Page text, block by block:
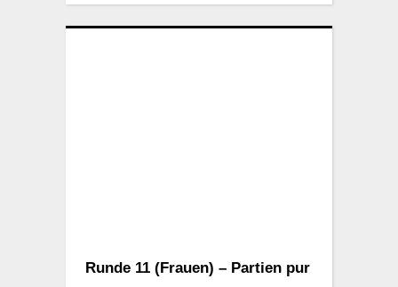
Runde 11 (Frauen) – Partien pur